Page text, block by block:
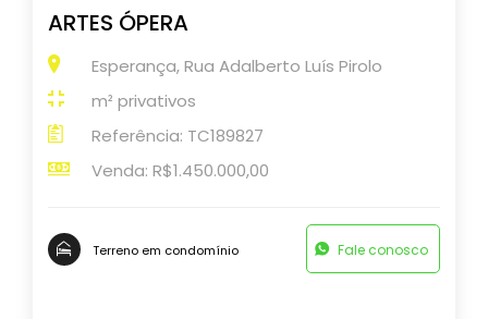
ARTES ÓPERA
Esperança, Rua Adalberto Luís Pirolo
m² privativos
Referência: TC189827
Venda: R$1.450.000,00
Terreno em condomínio Fale conosco